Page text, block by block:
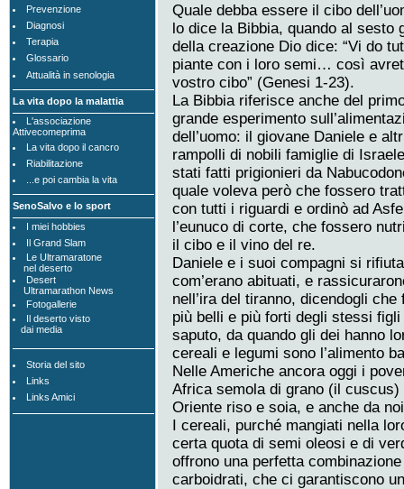
Prevenzione
Diagnosi
Terapia
Glossario
Attualità in senologia
La vita dopo la malattia
L'associazione
Attivecomeprima
La vita dopo il cancro
Riabilitazione
...e poi cambia la vita
SenoSalvo e lo sport
I miei hobbies
Il Grand Slam
Le Ultramaratone
nel deserto
Desert
Ultramarathon News
Fotogallerie
Il deserto visto
dai media
Storia del sito
Links
Links Amici
Quale debba essere il cibo
lo dice la Bibbia, quando al sesto
della creazione Dio dice: “Vi do
piante con i loro semi… così
vostro cibo” (Genesi 1-23).
La Bibbia riferisce anche del
grande esperimento
dell’uomo: il giovane Daniele e
rampolli di nobili famiglie di
stati fatti prigionieri da
quale voleva però che fossero
con tutti i riguardi e ordinò ad
l’eunuco di corte, che fossero
il cibo e il vino del re.
Daniele e i suoi compagni si
com’erano abituati, e
nell’ira del tiranno, dicendogli
più belli e più forti degli stessi
saputo, da quando gli dei hanno
cereali e legumi sono l’alimento
Nelle Americhe ancora oggi i
Africa semola di grano (il
Oriente riso e soia, e anche da
I cereali, purché mangiati nella
certa quota di semi oleosi e di
offrono una perfetta
carboidrati, che ci garantiscono